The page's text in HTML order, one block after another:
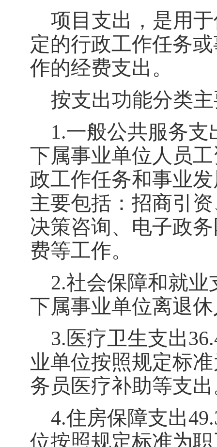
项目支出，是用
定的行政工作任务
作的经费支出。
按支出功能分类
1.一般公共服务支
下属事业单位人员
政工作任务和事业
主要包括： 招商引
决策咨询、电子政
费等工作。
2.社会保障和就业
下属事业单位离退
3.医疗卫生支出
业单位按照规定标
务员医疗补助等支
4.住房保障支出
位按照规定标准为